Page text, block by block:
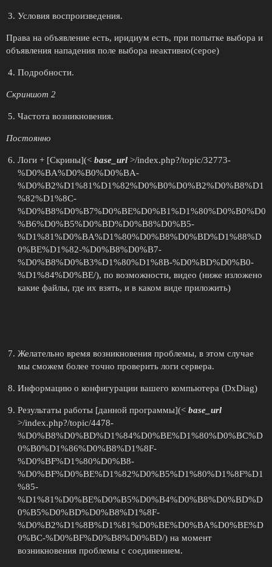
Условия воспроизведения.
Права на объявление есть, иридиум есть, при попытке выбора и
объявления нападения поле выбора неактивно(серое)
Подробности.
Скриншот 2
Частота возникновения.
Постоянно
Логи + [Скрины](< base_url>/index.php?/topic/32773-
%D0%BA%D0%B0%D0%BA-
%D0%B2%D1%81%D1%82%D0%B0%D0%B2%D0%B8%D1
%82%D1%8C-
%D0%B8%D0%B7%D0%BE%D0%B1%D1%80%D0%B0%D0
%B6%D0%B5%D0%BD%D0%B8%D0%B5-
%D1%81%D0%BA%D1%80%D0%B8%D0%BD%D1%88%D
0%BE%D1%82-%D0%B8%D0%B7-
%D0%B8%D0%B3%D1%80%D1%8B-%D0%BD%D0%B0-
%D1%84%D0%BE/), по возможности, видео (ниже изложено
какие файлы, где их взять, и в каком виде приложить)
Желательно время возникновения проблемы, в этом случае
мы сможем более точно проверить логи сервера.
Информацию о конфигурации вашего компьютера (DxDiag)
Результаты работы [данной программы](< base_url
>/index.php?/topic/4478-
%D0%B8%D0%BD%D1%84%D0%BE%D1%80%D0%BC%D
0%B0%D1%86%D0%B8%D1%8F-
%D0%BF%D1%80%D0%B8-
%D0%BF%D0%BE%D1%82%D0%B5%D1%80%D1%8F%D1
%85-
%D1%81%D0%BE%D0%B5%D0%B4%D0%B8%D0%BD%D
0%B5%D0%BD%D0%B8%D1%8F-
%D0%B2%D1%8B%D1%81%D0%BE%D0%BA%D0%BE%D
0%BC-%D0%BF%D0%B8%D0%BD/) на момент
возникновения проблемы с соединением.